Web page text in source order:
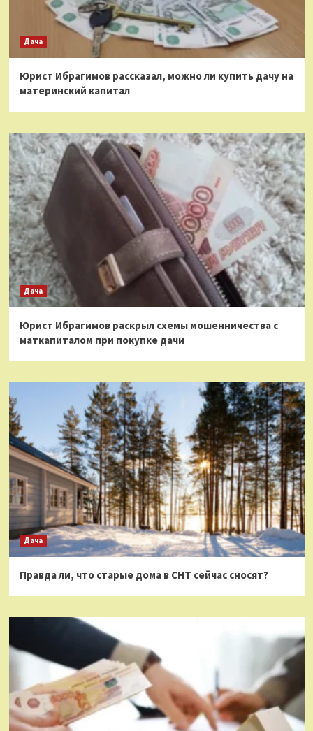
Дача
Юрист Ибрагимов рассказал, можно ли купить дачу на
материнский капитал
Дача
Юрист Ибрагимов раскрыл схемы мошенничества с
маткапиталом при покупке дачи
Дача
Правда ли, что старые дома в СНТ сейчас сносят?